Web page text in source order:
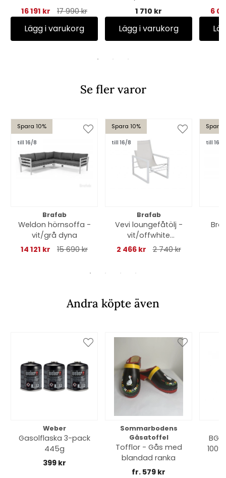
antracit
16 191 kr 17 990 kr
Lägg i varukorg
cm, andas - svart
1 710 kr
Lägg i varukorg
cm
6
Se fler varor
Spara 10%
till 16/8
Brafab
Weldon hörnsoffa -
vit/grå dyna
14 121 kr
15 690 kr
Spara 10%
till 16/8
Brafab
Vevi loungefåtölj -
vit/offwhite
textilene
2 466 kr 2 740 kr
Spara
till 16/8
Andra köpte även
Weber
Gasolflaska 3-pack
445g
399 kr
Sommarbodens
Gåsatoffel
Tofflor - Gås med
blandad ranka
fr. 579 kr